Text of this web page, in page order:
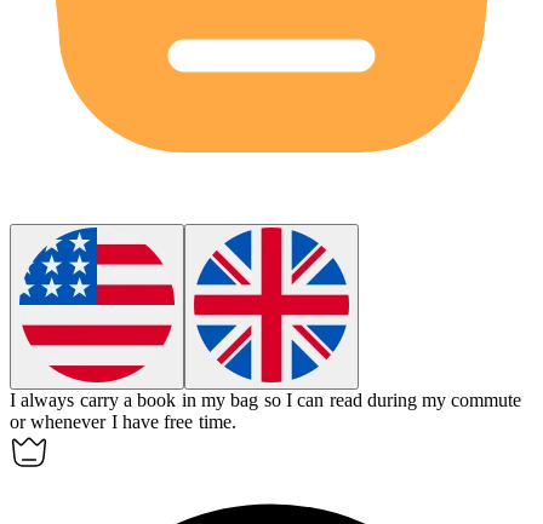
I always carry abook in my bag so I can read during my commute
or whenever I have free time.